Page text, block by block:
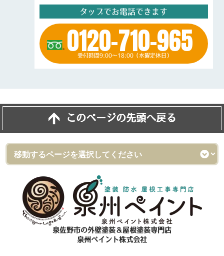
タップでお電話できます
0120-710-965
受付時間9:00～18:00（水曜定休日）
このページの先頭へ戻る
泉佐野市の外壁塗装＆屋根塗装専門店
泉州ペイント株式会社